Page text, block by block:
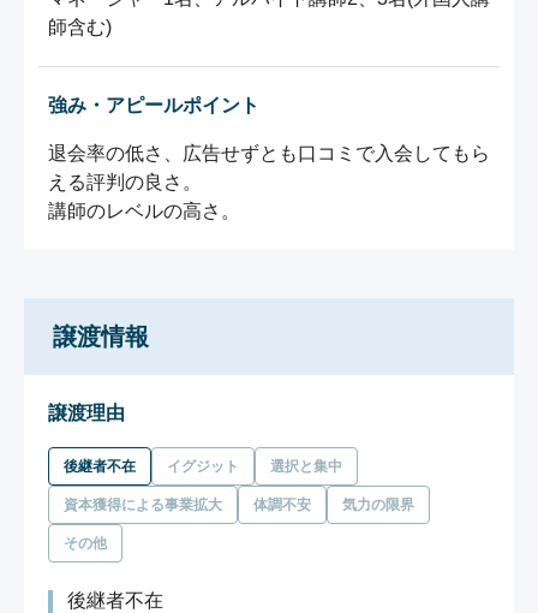
師含む)
強み・アピールポイント
退会率の低さ、広告せずとも口コミで入会してもら
える評判の良さ。
講師のレベルの高さ。
譲渡情報
譲渡理由
後継者不在 イグジット 選択と集中
資本獲得による事業拡大 体調不安 気力の限界
その他
後継者不在